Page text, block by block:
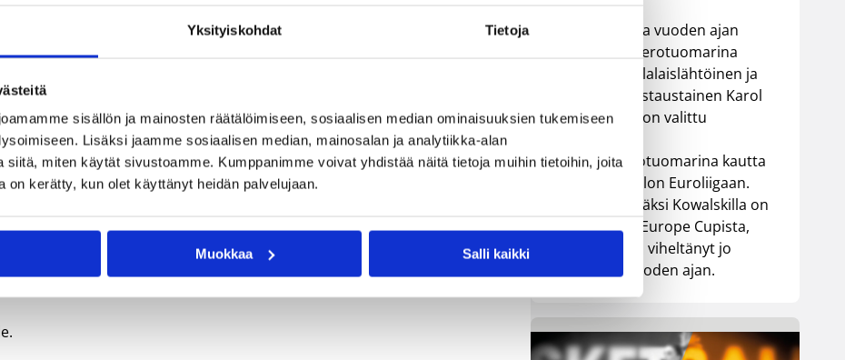
Yksityiskohdat Tietoja
sisällön ja mainosten räätälöimiseen, sosiaalisen median ominaisuuksien tukemiseen
Lisäksi jaamme sosiaalisen median, mainosalan ja analytiikka-alan
siitä, miten käytät sivustoamme. Kumppanimme voivat yhdistää näitä tietoja muihin tietoihin, joita
on kerätty, kun olet käyttänyt heidän palvelujaan.
Muokkaa Salli kaikki
alkeisiin luentotilassa ja harjoitellaan liikkumista sekä
(tumma ja vaalea paita).
Jo yhdentoista vuoden ajan
Korisliigassa erotuomarina
toiminut puolalaislähtöinen ja
rovaniemeläistaustainen Karol
Kowalski, 36, on valittu
suomalaiserotuomarina kautta
aikain koripallon Euroliigaan.
Korisliigan lisäksi Kowalskilla on
taustaa FIBA Europe Cupista,
missä hän on viheltänyt jo
seitsemän vuoden ajan.